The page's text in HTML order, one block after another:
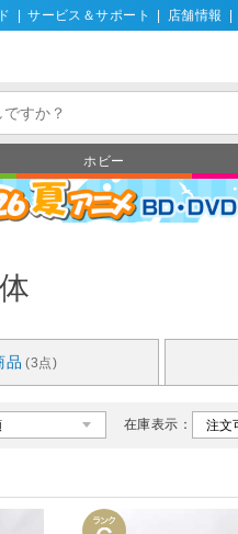
サービス＆サポート 店舗情報
ホビー
品 (3点)
在庫表示：